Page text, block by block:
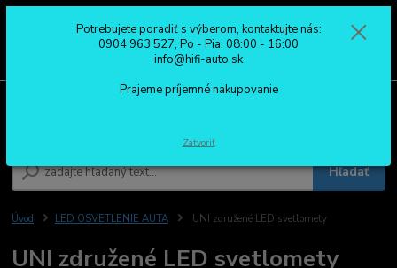
Hľadať
0904 963 527
Po - Pia: 08:00 - 16:00
Úvod LED OSVETLENIE AUTA UNI združené LED svetlomety
UNI združené LED svetlomety
Potrebujete poradiť s výberom, kontaktujte nás:
0904 963 527, Po - Pia: 08:00 - 16:00
info@hifi-auto.sk
Prajeme príjemné nakupovanie
Zatvoriť